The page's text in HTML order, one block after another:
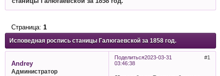
Исповедная роспись станицы Галюгаевской за 1858 год.
Страница: 1
Поделиться 1
2023-03-31
03:46:38
Andrey
Администратор